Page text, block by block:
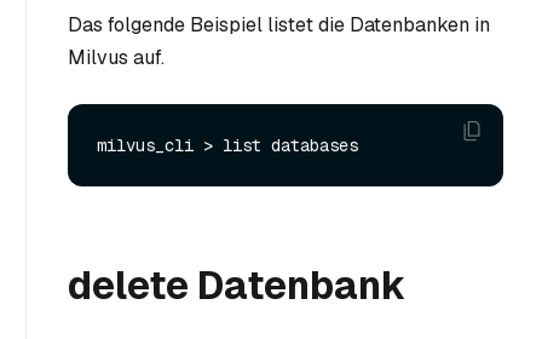
Das folgende Beispiel listet die Datenbanken in
Milvus auf.
delete Datenbank